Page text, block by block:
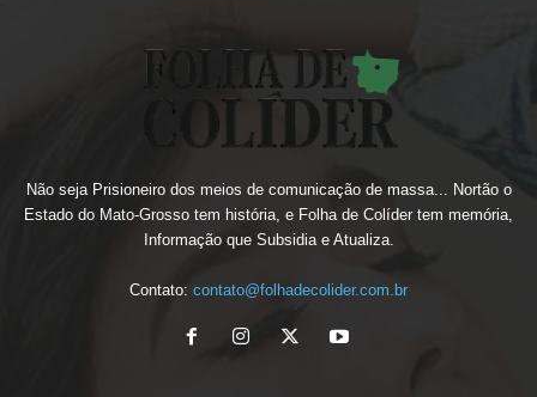
Não seja Prisioneiro dos meios de comunicação de massa... Nortão o
Estado do Mato-Grosso tem história, e Folha de Colíder tem memória,
Informação que Subsidia e Atualiza.
Contato: contato@folhadecolider.com.br